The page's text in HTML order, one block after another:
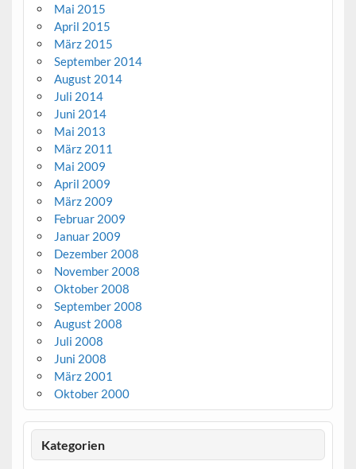
Mai 2015
April 2015
März 2015
September 2014
August 2014
Juli 2014
Juni 2014
Mai 2013
März 2011
Mai 2009
April 2009
März 2009
Februar 2009
Januar 2009
Dezember 2008
November 2008
Oktober 2008
September 2008
August 2008
Juli 2008
Juni 2008
März 2001
Oktober 2000
Kategorien